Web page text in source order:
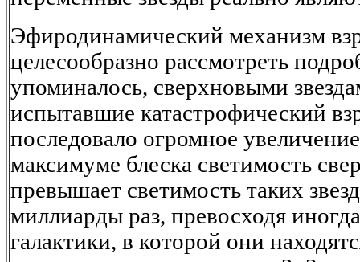
Эфиродинамический механизм
целесообразно рассмотреть
упоминалось, сверхновыми
испытавшие катастрофический
последовало огромное
максимуме блеска светимость
превышает светимость таких
миллиарды раз, превосходя
галактики, в которой они